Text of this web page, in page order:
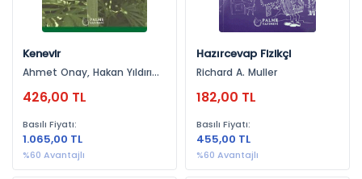
İstatistik (16)
Botanik (9)
Matematik (8)
Genetik (6)
Kimya Mühendisliği (6)
Temel Bilimler (5)
Yeni İnsan Yayınevi (52)
Seçkin Yayıncılık (38)
Kenevir
Ahmet Onay, Hakan Yıldırım,
426,00 TL
Basılı Fiyatı:
1.065,00 TL
%60 Avantajlı
Hazırcevap Fizikçi
Richard A. Muller
182,00 TL
Basılı Fiyatı:
455,00 TL
%60 Avantajlı